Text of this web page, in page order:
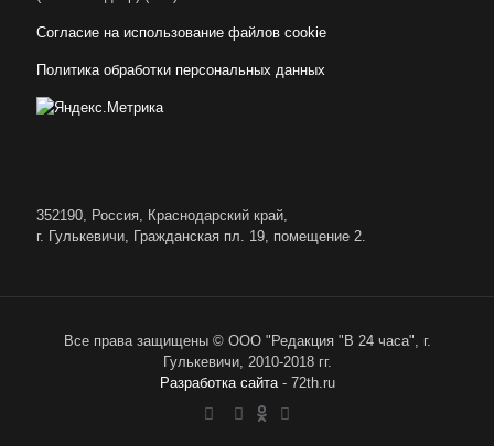
Согласие на использование файлов cookie
Политика обработки персональных данных
352190, Россия, Краснодарский край,
г. Гулькевичи, Гражданская пл. 19, помещение 2.
Все права защищены © ООО "Редакция "В 24 часа", г.
Гулькевичи, 2010-2018 гг.
Разработка сайта- 72th.ru